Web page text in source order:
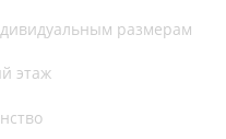
размерам
этаж